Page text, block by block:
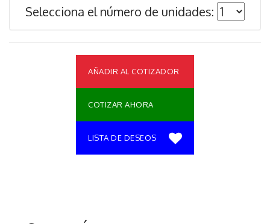
Selecciona el número de unidades:
AÑADIR AL COTIZADOR
COTIZAR AHORA
LISTA DE DESEOS